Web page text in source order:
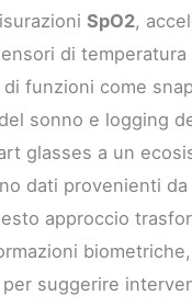
SpO2,
di temperatura
di funzioni come
sonno e logging
glasses a un
dati provenienti da
approccio
per suggerire